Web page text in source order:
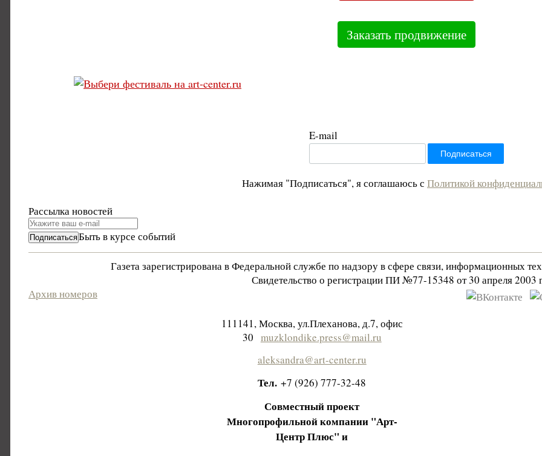
Заказать продвижение
E-mail
Нажимая "Подписаться", я соглашаюсь с Политикой
Рассылка новостей
Быть в курсе событий
Газета зарегистрирована в Федеральной службе по надзору в сфере связи, информационных
Свидетельство о регистрации ПИ №77-15348 от 30 апреля 2003
Архив номеров
111141, Москва, ул.Плеханова, д.7, офис
30 muzklondike.press@mail.ru
aleksandra@art-center.ru
Тел.+7 (926) 777-32-48
Совместный проект
Многопрофильной компании "Арт-
Центр Плюс" и